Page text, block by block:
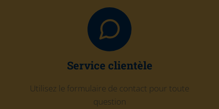
Service clientèle
Utilisez le formulaire de contact pour toute
question